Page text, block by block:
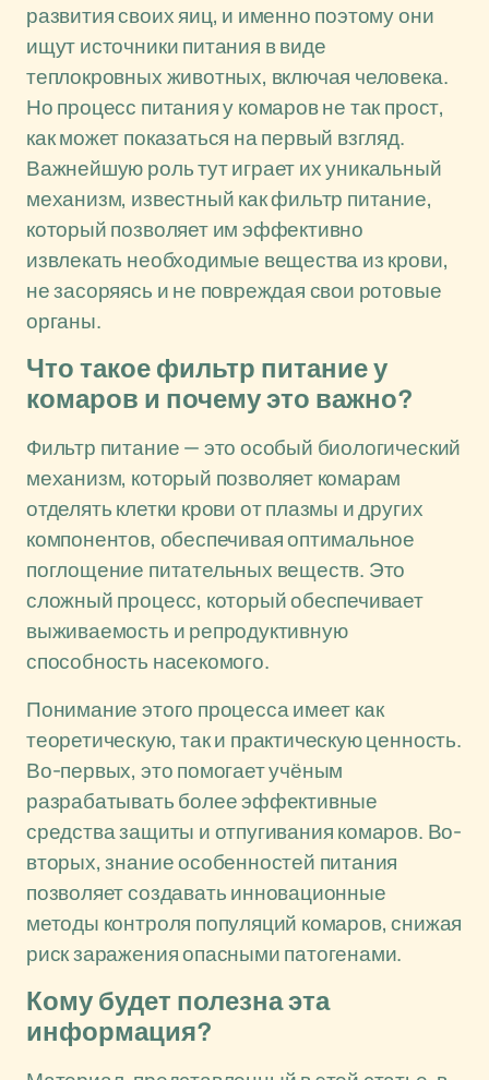
развития своих яиц, и именно поэтому они
ищут источники питания в виде
теплокровных животных, включая человека.
Но процесс питания у комаров не так прост,
как может показаться на первый взгляд.
Важнейшую роль тут играет их уникальный
механизм, известный как фильтр питание,
который позволяет им эффективно
извлекать необходимые вещества из крови,
не засоряясь и не повреждая свои ротовые
органы.
Что такое фильтр питание у
комаров и почему это важно?
Фильтр питание — это особый биологический
механизм, который позволяет комарам
отделять клетки крови от плазмы и других
компонентов, обеспечивая оптимальное
поглощение питательных веществ. Это
сложный процесс, который обеспечивает
выживаемость и репродуктивную
способность насекомого.
Понимание этого процесса имеет как
теоретическую, так и практическую ценность.
Во-первых, это помогает учёным
разрабатывать более эффективные
средства защиты и отпугивания комаров. Во-
вторых, знание особенностей питания
позволяет создавать инновационные
методы контроля популяций комаров, снижая
риск заражения опасными патогенами.
Кому будет полезна эта
информация?